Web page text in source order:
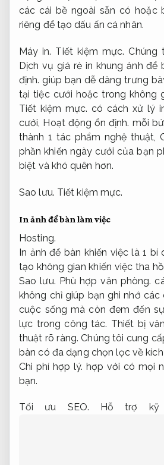
các cái bề ngoài sẵn có hoặc
riêng để tạo dấu ấn cá nhân.
Máy in. Tiết kiệm mực. Chúng
Dịch vụ giá rẻ in khung ảnh để
định. giúp bạn dễ dàng trưng
tại tiệc cưới hoặc trong không
Tiết kiệm mực. có cách xử lý
cưới, Hoạt động ổn định. mỗi
thành 1 tác phẩm nghệ thuật,
phần khiến ngày cưới của bạn
biệt và khó quên hơn.
Sao lưu. Tiết kiệm mực.
In ảnh để bàn làm việc
Hosting.
In ảnh để bàn khiến việc là 1 bí
tạo không gian khiến việc tha
Sao lưu. Phù hợp văn phòng.
không chỉ giúp bạn ghi nhớ
cuộc sống mà còn đem đến
lực trong công tác. Thiết bị
thuật rõ ràng. Chúng tôi cung
bàn có đa dạng chọn lọc về
Chi phí hợp lý. hợp với có mọi
bạn.
Tối ưu SEO. Hỗ trợ kỹ